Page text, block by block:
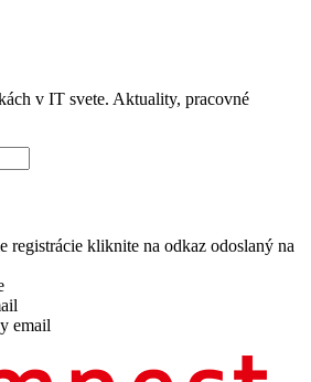
v IT svete. Aktuality, pracovné
registrácie kliknite na odkaz odoslaný na
email